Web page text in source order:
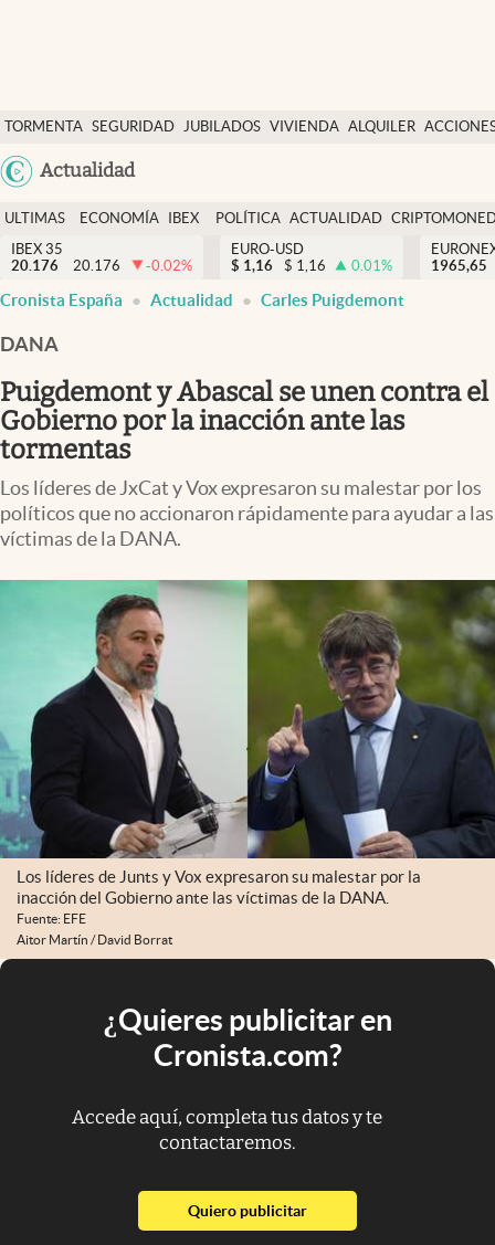
TORMENTA SEGURIDAD JUBILADOS VIVIENDA ALQUILER
USA
Actualidad
Economía y finanzas
Política
Actualidad
Criptomonedas
España
ULTIMAS
NOTICIAS
ECONOMÍA
FINANZAS
IBEX
EURO
POLÍTICA ACTUALIDAD
IBEX 35
20.176
20.176 -0.02%
EURO-USD
$ 1,16 $ 1,16 0.01%
1965,65
Cronista España Actualidad Carles Puigdemont
DANA
Puigdemont y Abascal se unen contra el
Gobierno por la inacción ante las
tormentas
Los líderes de JxCat y Vox expresaron su malestar por los
políticos que no accionaron rápidamente para ayudar a las
víctimas de la DANA.
Los líderes de Junts y Vox expresaron su malestar por la
inacción del Gobierno ante las víctimas de la DANA.
Fuente: EFE
Aitor Martín / David Borrat
¿Quieres publicitar en
Cronista.com?
Accede aquí, completa tus datos y te
contactaremos.
Quiero publicitarabre en nueva pestaña